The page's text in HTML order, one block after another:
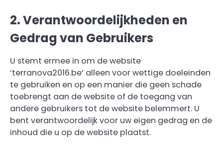
2. Verantwoordelijkheden en
Gedrag van Gebruikers
U stemt ermee in om de website
‘terranova2016.be’ alleen voor wettige doeleinden
te gebruiken en op een manier die geen schade
toebrengt aan de website of de toegang van
andere gebruikers tot de website belemmert. U
bent verantwoordelijk voor uw eigen gedrag en de
inhoud die u op de website plaatst.